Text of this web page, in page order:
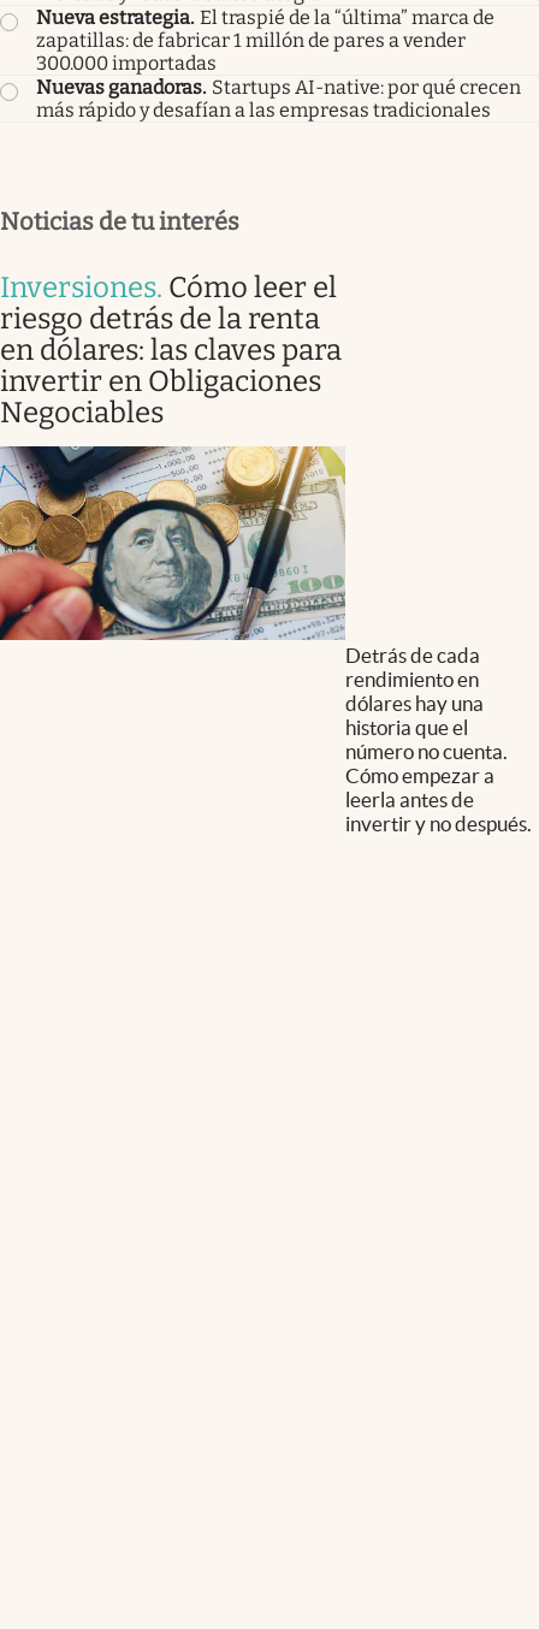
Nueva estrategia. El traspié de la “última” marca de
zapatillas: de fabricar 1 millón de pares a vender
300.000 importadas
Nuevas ganadoras. Startups AI-native: por qué crecen
más rápido y desafían a las empresas tradicionales
Noticias de tu interés
Inversiones. Cómo leer el
riesgo detrás de la renta
en dólares: las claves para
invertir en Obligaciones
Negociables
Detrás de cada
rendimiento en
dólares hay una
historia que el
número no cuenta.
Cómo empezar a
leerla antes de
invertir y no después.